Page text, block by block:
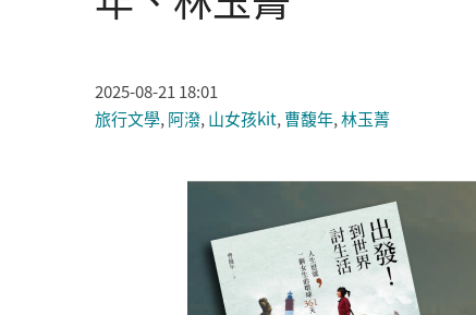
2025-08-21 18:01
旅行文學, 阿潑, 山女孩kit, 曹馥年,林玉菁